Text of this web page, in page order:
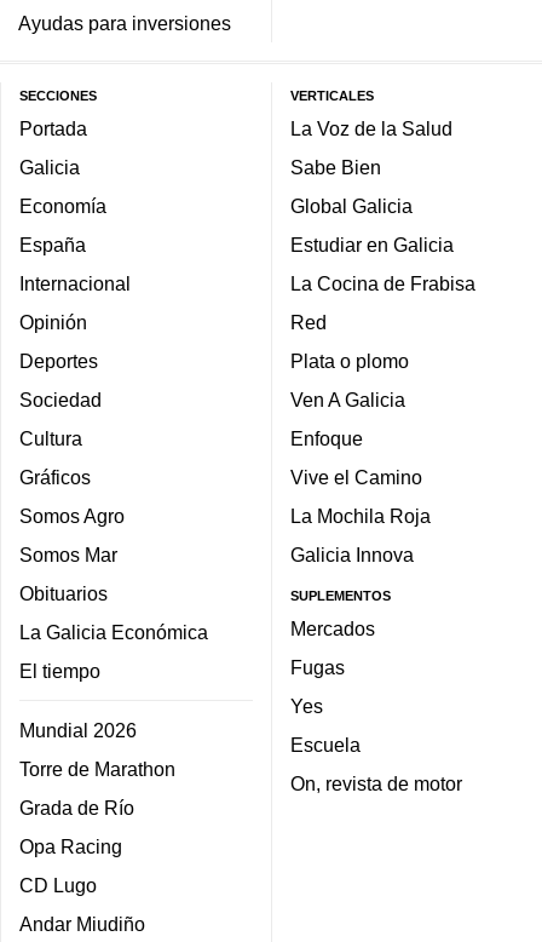
Ayudas para inversiones
SECCIONES
Portada
Galicia
Economía
España
Internacional
Opinión
Deportes
Sociedad
Cultura
Gráficos
Somos Agro
Somos Mar
Obituarios
La Galicia Económica
El tiempo
Mundial 2026
Torre de Marathon
Grada de Río
Opa Racing
CD Lugo
Andar Miudiño
VERTICALES
La Voz de la Salud
Sabe Bien
Global Galicia
Estudiar en Galicia
La Cocina de Frabisa
Red
Plata o plomo
Ven A Galicia
Enfoque
Vive el Camino
La Mochila Roja
Galicia Innova
SUPLEMENTOS
Mercados
Fugas
Yes
Escuela
On, revista de motor